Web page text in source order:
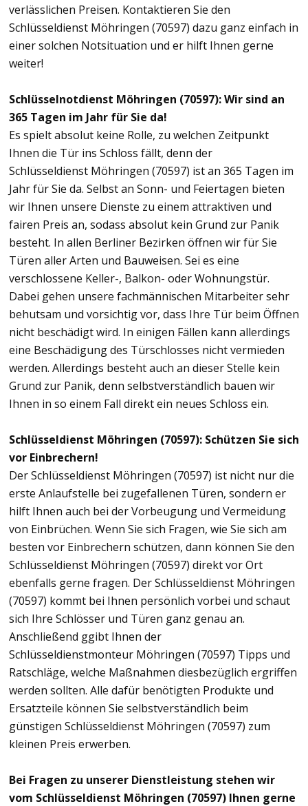
verlässlichen Preisen. Kontaktieren Sie den
Schlüsseldienst Möhringen (70597) dazu ganz einfach in
einer solchen Notsituation und er hilft Ihnen gerne
weiter!
Schlüsselnotdienst Möhringen (70597): Wir sind an
365 Tagen im Jahr für Sie da!
Es spielt absolut keine Rolle, zu welchen Zeitpunkt
Ihnen die Tür ins Schloss fällt, denn der
Schlüsseldienst Möhringen (70597) ist an 365 Tagen im
Jahr für Sie da. Selbst an Sonn- und Feiertagen bieten
wir Ihnen unsere Dienste zu einem attraktiven und
fairen Preis an, sodass absolut kein Grund zur Panik
besteht. In allen Berliner Bezirken öffnen wir für Sie
Türen aller Arten und Bauweisen. Sei es eine
verschlossene Keller-, Balkon- oder Wohnungstür.
Dabei gehen unsere fachmännischen Mitarbeiter sehr
behutsam und vorsichtig vor, dass Ihre Tür beim Öffnen
nicht beschädigt wird. In einigen Fällen kann allerdings
eine Beschädigung des Türschlosses nicht vermieden
werden. Allerdings besteht auch an dieser Stelle kein
Grund zur Panik, denn selbstverständlich bauen wir
Ihnen in so einem Fall direkt ein neues Schloss ein.
Schlüsseldienst Möhringen (70597): Schützen Sie sich
vor Einbrechern!
Der Schlüsseldienst Möhringen (70597) ist nicht nur die
erste Anlaufstelle bei zugefallenen Türen, sondern er
hilft Ihnen auch bei der Vorbeugung und Vermeidung
von Einbrüchen. Wenn Sie sich Fragen, wie Sie sich am
besten vor Einbrechern schützen, dann können Sie den
Schlüsseldienst Möhringen (70597) direkt vor Ort
ebenfalls gerne fragen. Der Schlüsseldienst Möhringen
(70597) kommt bei Ihnen persönlich vorbei und schaut
sich Ihre Schlösser und Türen ganz genau an.
Anschließend ggibt Ihnen der
Schlüsseldienstmonteur Möhringen (70597) Tipps und
Ratschläge, welche Maßnahmen diesbezüglich ergriffen
werden sollten. Alle dafür benötigten Produkte und
Ersatzteile können Sie selbstverständlich beim
günstigen Schlüsseldienst Möhringen (70597) zum
kleinen Preis erwerben.
Bei Fragen zu unserer Dienstleistung stehen wir
vom Schlüsseldienst Möhringen (70597) Ihnen gerne